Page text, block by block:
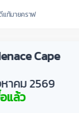
แท้มายคราฟ
Cape
คม 2569
ล้ว